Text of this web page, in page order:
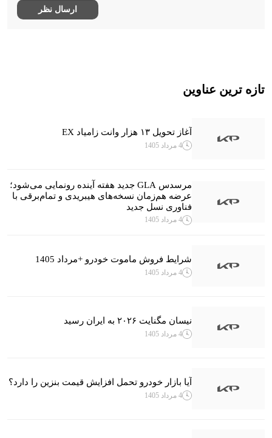
تازه ترین عناوین
آغاز تحویل ۱۳ هزار وانت زامیاد EX
4 مرداد 1405
مرسدس GLA جدید هفته آینده رونمایی می‌شود؛
عرضه هم‌زمان نسخه‌های هیبریدی و تمام‌برقی با
فناوری نسل جدید
4 مرداد 1405
شرایط فروش ماموت خودرو +مرداد 1405
4 مرداد 1405
نیسان مگنایت ۲۰۲۶ به ایران رسید
4 مرداد 1405
آیا بازار خودرو تحمل افزایش قیمت بنزین را دارد؟
4 مرداد 1405